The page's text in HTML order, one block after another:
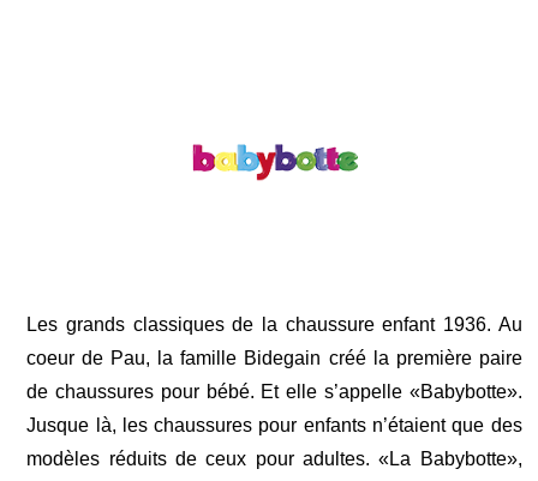
Les grands classiques de la chaussure enfant 1936. Au
coeur de Pau, la famille Bidegain créé la première paire
de chaussures pour bébé. Et elle s’appelle «Babybotte».
Jusque là, les chaussures pour enfants n’étaient que des
modèles réduits de ceux pour adultes. «La Babybotte»,